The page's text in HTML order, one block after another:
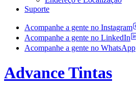
Suporte
Acompanhe a gente no Instagram
Acompanhe a gente no LinkedIn
Acompanhe a gente no WhatsApp
Advance Tintas